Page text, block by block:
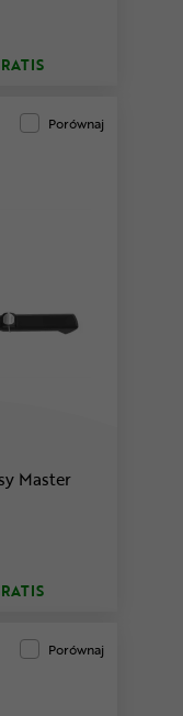
Porównaj
Master
Porównaj